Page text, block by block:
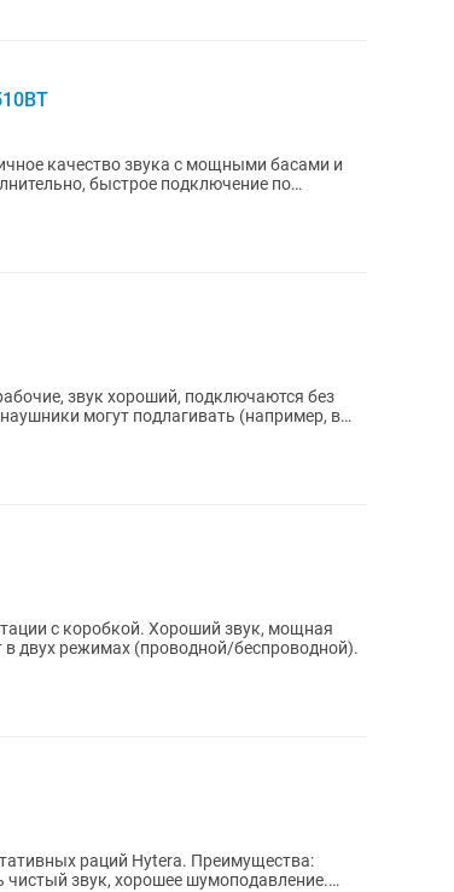
качество звука с мощными басами и
быстрое подключение по
могут подлагивать (например, в
с коробкой. Хороший звук, мощная
в двух режимах (проводной/беспроводной).
Hytera. Преимущества: